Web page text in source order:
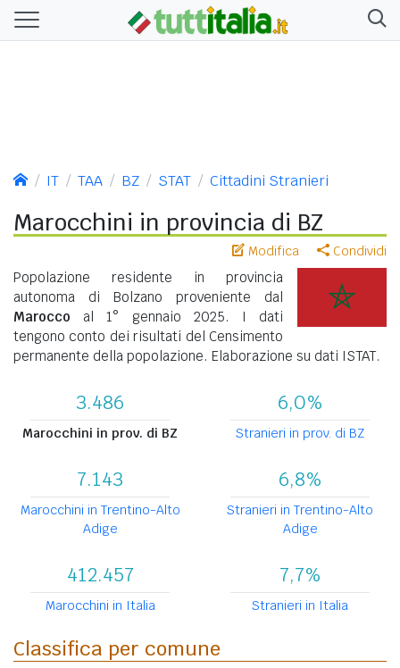
IT TAA BZ STAT Cittadini Stranieri
Marocchini in provincia di BZ
Modifica Condividi
Popolazione residente in provincia
autonoma di Bolzano proveniente dal
Marocco al 1° gennaio 2025. I dati
tengono conto dei risultati del Censimento
permanente della popolazione. Elaborazione su dati ISTAT.
3.486
Marocchini in prov. di BZ
6,0%
Stranieri in prov. di BZ
7.143
Marocchini in Trentino-Alto
Adige
6,8%
Stranieri in Trentino-Alto
Adige
412.457
Marocchini in Italia
7,7%
Stranieri in Italia
Classifica per comune